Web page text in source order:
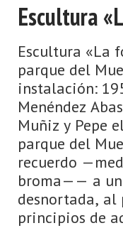
Escultura
Escultura «La
parque del
instalación:
Menéndez
Muñiz y Pepe
parque del
recuerdo
broma—— a
desnortada, al
principios de